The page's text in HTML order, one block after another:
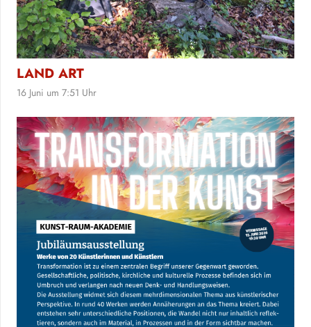
LAND ART
16 Juni um 7:51 Uhr